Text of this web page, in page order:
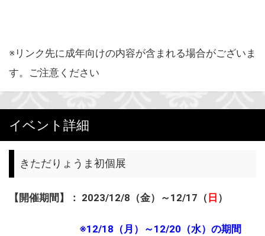
※リンク先に成年向けの内容が含まれる場合がございま
す。ご注意ください
イベント詳細
きただりょうま初個展
【開催期間】： 2023/12/8（金）～12/17（ 日 ）
※12/18（月）～12/20（水）の期間